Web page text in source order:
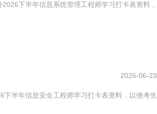
下半年信息系统管理工程师学习打卡表资料，
2026-06-23
半年信息安全工程师学习打卡表资料，以便考生